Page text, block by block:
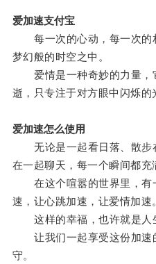
爱加速支付宝
每一次的心动，每一次的
梦幻般的时空之中。
爱情是一种奇妙的力量，
逝，只专注于对方眼中闪烁的
爱加速怎么使用
无论是一起看日落、散步
在一起聊天，每一个瞬间都充
在这个喧嚣的世界里，有
速，让心跳加速，让爱情加速
这样的幸福，也许就是人
让我们一起享受这份加速
守。